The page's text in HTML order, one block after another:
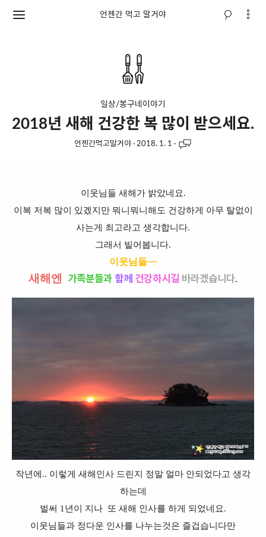
언젠간 먹고 말거야
일상/봉구네이야기
2018년 새해 건강한 복 많이 받으세요.
언젠간먹고말거야· 2018. 1. 1 ·
이웃님들 새해가 밝았네요.
이복 저복 많이 있겠지만 뭐니뭐니해도 건강하게 아무 탈없이
사는게 최고라고 생각합니다.
그래서 빌어봅니다.
이웃님들~~
새해엔 가족분들과 함께 건강하시길 바라겠습니다.
작년에.. 이렇게 새해인사 드린지 정말 얼마 안되었다고 생각
하는데
벌써 1년이 지나 또 새해 인사를 하게 되었네요.
이웃님들과 정다운 인사를 나누는것은 즐겁습니다만